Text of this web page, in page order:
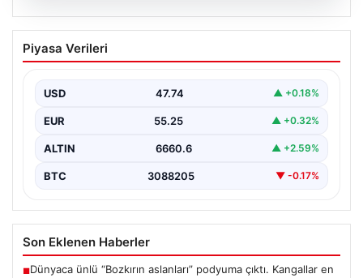
Kelebek.Org İle Sanal İletişimin Seviyeli
Adresi Ve Sohbet Deneyimi
sağlaması ciddi bir önem taşımaktadır. Günümüzde
çeşitli…
Piyasa Verileri
USD 47.74 ▲ +0.18%
EUR 55.25 ▲ +0.32%
ALTIN 6660.6 ▲ +2.59%
BTC 3088205 ▼ -0.17%
Son Eklenen Haberler
■Dünyaca ünlü “Bozkırın aslanları” podyuma çıktı. Kangallar en